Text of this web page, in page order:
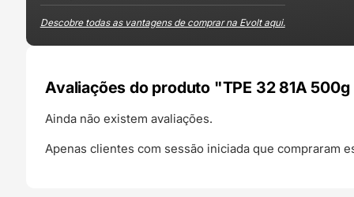
Descobre todas as vantagens de comprar na Evolt aqui.
Avaliações do produto "TPE 32 81A 500g
Ainda não existem avaliações.
Apenas clientes com sessão iniciada que compraram